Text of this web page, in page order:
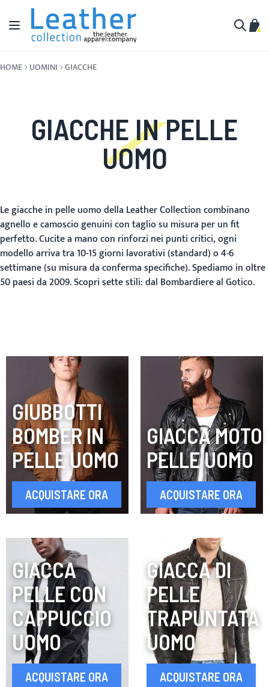
Salta al contenuto
Toggle Nav
HOME UOMINI GIACCHE
GIACCHE IN PELLE
UOMO
Le giacche in pelle uomo della Leather Collection combinano
agnello e camoscio genuini con taglio su misura per un fit
perfetto. Cucite a mano con rinforzi nei punti critici, ogni
modello arriva tra 10-15 giorni lavorativi (standard) o 4-6
settimane (su misura da conferma specifiche). Spediamo in oltre
50 paesi da 2009. Scopri sette stili: dal Bombardiere al Gotico.
GIUBBOTTI
BOMBER IN
PELLE UOMO
ACQUISTARE ORA
GIACCA MOTO
PELLE UOMO
ACQUISTARE ORA
GIACCA
PELLE CON
CAPPUCCIO
UOMO
ACQUISTARE ORA
GIACCA DI
PELLE
TRAPUNTATA
UOMO
ACQUISTARE ORA